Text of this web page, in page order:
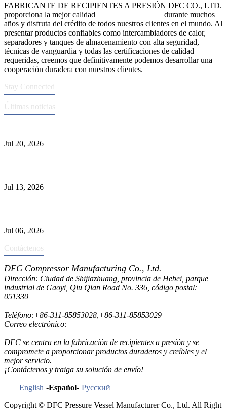
FABRICANTE DE RECIPIENTES A PRESIÓN DFC CO., LTD.
proporciona la mejor calidad
durante muchos
años y disfruta del crédito de todos nuestros clientes en el mundo. Al
presentar productos confiables como intercambiadores de calor,
separadores y tanques de almacenamiento con alta seguridad,
técnicas de vanguardia y todas las certificaciones de calidad
requeridas, creemos que definitivamente podemos desarrollar una
cooperación duradera con nuestros clientes.
Stay Connected
Últimas noticias
Jul 20, 2026
Jul 13, 2026
Jul 06, 2026
Contáctenos
DFC Compressor Manufacturing Co., Ltd.
Dirección: Ciudad de Shijiazhuang, provincia de Hebei, parque
industrial de Gaoyi, Qiu Qian Road No. 336, código postal:
051330
Teléfono:+86-311-85853028 +86-311-85853029
Correo electrónico:
DFC se centra en la fabricación de recipientes a presión y se
compromete a proporcionar productos duraderos y creíbles y el
mejor servicio.
¡Contáctenos y traiga su solución de envío!
English -Español- Русский
Copyright © DFC Pressure Vessel Manufacturer Co., Ltd. All Right